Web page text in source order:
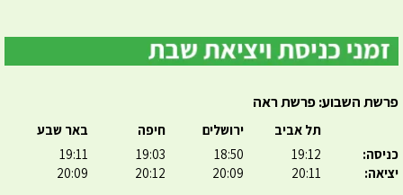
פרשת השבוע: פרשת ראה
כניסה:
יציאה:
תל אביב
19:12
20:11
ירושלים
18:50
20:09
חיפה
19:03
20:12
באר שבע
19:11
20:09